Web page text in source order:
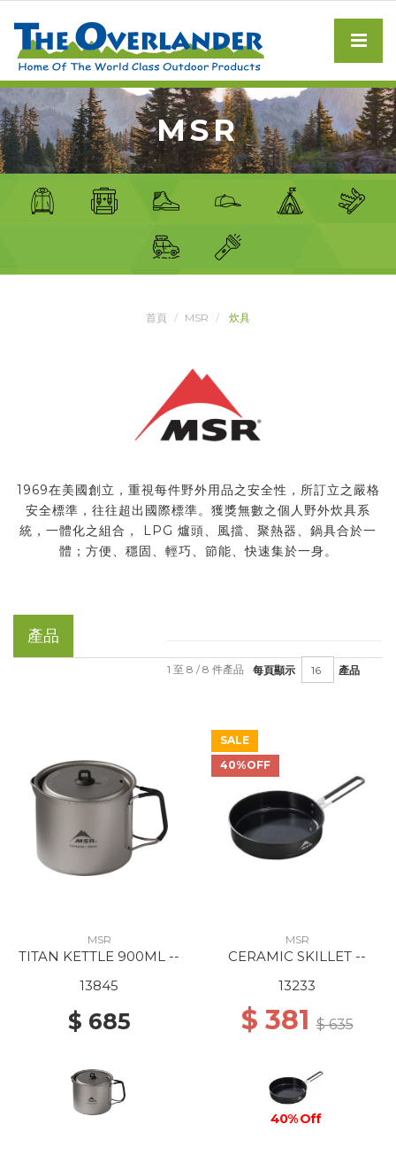
MSR
首頁 MSR 炊具
1969在美國創立，重視每件野外用品之安全性，所訂立之嚴格
安全標準，往往超出國際標準。獲獎無數之個人野外炊具系
統，一體化之組合， LPG 爐頭、風擋、聚熱器、鍋具合於一
體；方便、穩固、輕巧、節能、快速集於一身。
產品
每頁顯示 產品
1 至 8 / 8 件產品
MSR
TITAN KETTLE 900ML --
13845
$ 685
SALE
40%OFF
MSR
CERAMIC SKILLET --
13233
$ 381$ 635
40% Off